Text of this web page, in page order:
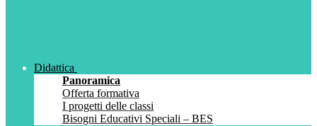
Didattica
Panoramica
Offerta formativa
I progetti delle classi
Bisogni Educativi Speciali – BES